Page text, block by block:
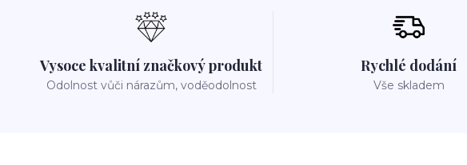
Vysoce kvalitní značkový produkt
Odolnost vůči nárazům, voděodolnost
Rychlé dodání
Vše skladem